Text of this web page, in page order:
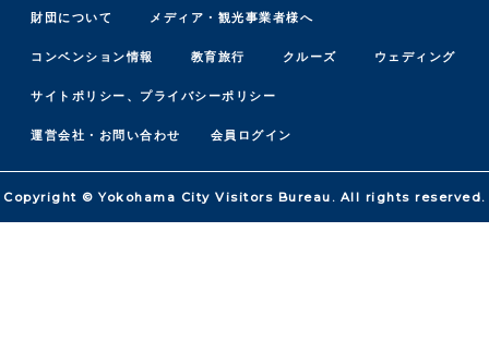
財団について メディア・観光事業者様へ
コンベンション情報 教育旅行 クルーズ ウェディング
サイトポリシー、プライバシーポリシー
運営会社・お問い合わせ 会員ログイン
Copyright © Yokohama City Visitors Bureau. All rights reserved.